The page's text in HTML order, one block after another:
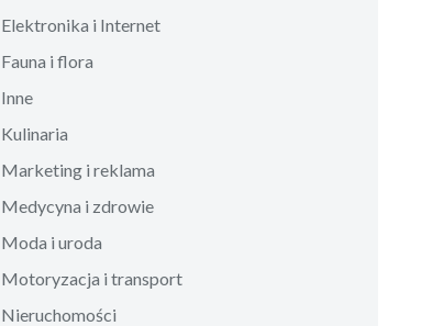
Elektronika i Internet
Fauna i flora
Inne
Kulinaria
Marketing i reklama
Medycyna i zdrowie
Moda i uroda
Motoryzacja i transport
Nieruchomości